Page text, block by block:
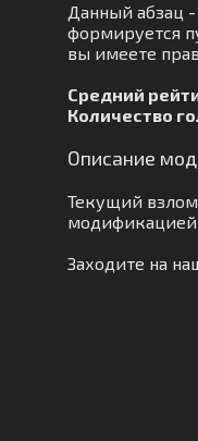
Данный абзац
формируется
вы имеете
Средний
Количество
Описание
Текущий взлом
модификацией
Заходите на